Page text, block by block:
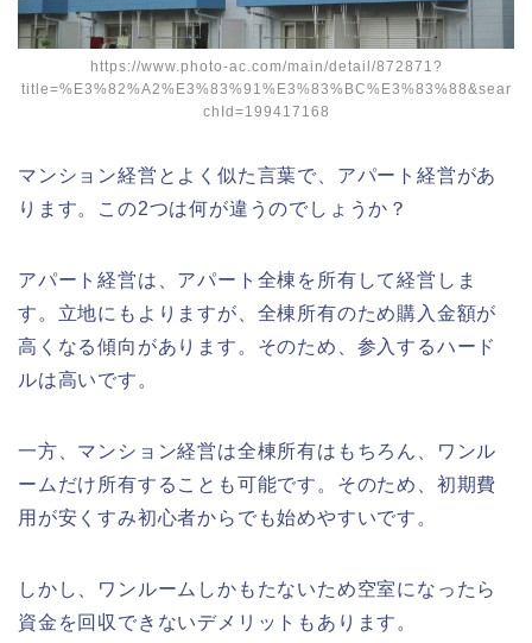
https://www.photo-ac.com/main/detail/872871?
title=%E3%82%A2%E3%83%91%E3%83%BC%E3%83%88&sear
chId=199417168
マンション経営とよく似た言葉で、アパート経営があ
ります。この2つは何が違うのでしょうか？
アパート経営は、アパート全棟を所有して経営しま
す。立地にもよりますが、全棟所有のため購入金額が
高くなる傾向があります。そのため、参入するハード
ルは高いです。
一方、マンション経営は全棟所有はもちろん、ワンル
ームだけ所有することも可能です。そのため、初期費
用が安くすみ初心者からでも始めやすいです。
しかし、ワンルームしかもたないため空室になったら
資金を回収できないデメリットもあります。